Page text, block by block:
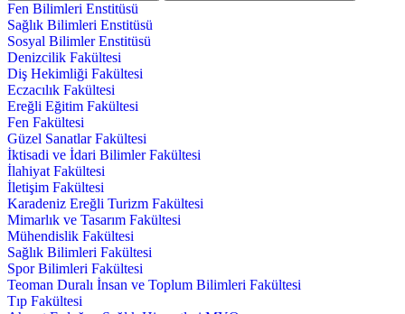
Fen Bilimleri Enstitüsü
Sağlık Bilimleri Enstitüsü
Sosyal Bilimler Enstitüsü
Denizcilik Fakültesi
Diş Hekimliği Fakültesi
Eczacılık Fakültesi
Ereğli Eğitim Fakültesi
Fen Fakültesi
Güzel Sanatlar Fakültesi
İktisadi ve İdari Bilimler Fakültesi
İlahiyat Fakültesi
İletişim Fakültesi
Karadeniz Ereğli Turizm Fakültesi
Mimarlık ve Tasarım Fakültesi
Mühendislik Fakültesi
Sağlık Bilimleri Fakültesi
Spor Bilimleri Fakültesi
Teoman Duralı İnsan ve Toplum Bilimleri Fakültesi
Tıp Fakültesi